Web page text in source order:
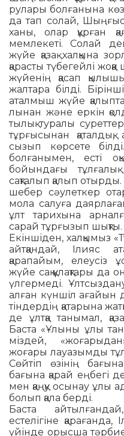
рулары болғанына көз
да тап солай,
ханы, олар құрған
мемлекеті. Солай
жүйе қазақ халқына
қарасты түбегейлі
жүйенің қасап
жалтара білді.
аталмыш жүйе
лы­нан және еркін
тылық туралы
тұрғысынан
сызып көрсете
болғанымен, есті
бойындағы тұлғалық
сақталып қалып
шебер сәулеткер
мола салуға
ұлт тарихына
сарай тұрғызып шықты.
Екіншіден, халқымыз
айтқандай, Ілияс
қарапайым, елеусіз
жүйе сақ құлақтары да
үлгермеді.
алған күншіл ағайын
тіндердің қатарына
де ұлтқа танымал,
Баста «Ұлыны ұлы
міздей,
жоғары лауазымды
Сөйтіп өзінің
бағына қарай еңбегі
мен қаңқу осынау ұлы
болып қала берді.
Баста
естелігіне
үйінде орысша